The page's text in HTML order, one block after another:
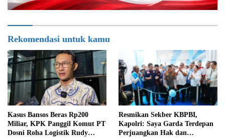
Rekomendasi untuk kamu
Kasus Bansos Beras Rp200
Miliar, KPK Panggil Komut PT
Dosni Roha Logistik Rudy
Resmikan Sekber KBPBI,
Kapolri: Saya Garda Terdepan
Perjuangkan Hak dan